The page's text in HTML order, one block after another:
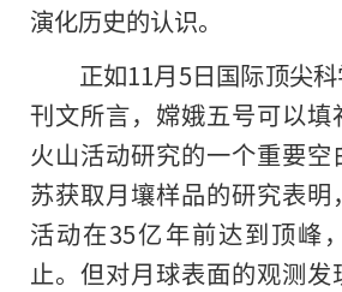
演化历史的认识。
正如11月5日国际顶尖科
刊文所言，嫦娥五号可以
火山活动研究的一个重要空
苏获取月壤样品的研究表明
活动在35亿年前达到顶峰
止。但对月球表面的观测